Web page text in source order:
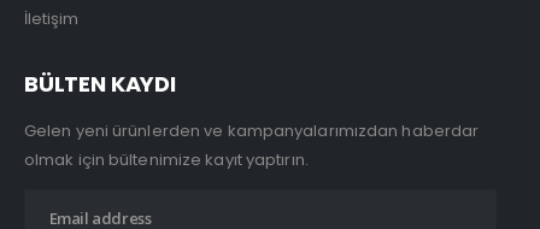
İletişim
BÜLTEN KAYDI
Gelen yeni ürünlerden ve kampanyalarımızdan haberdar
olmak için bültenimize kayıt yaptırın.